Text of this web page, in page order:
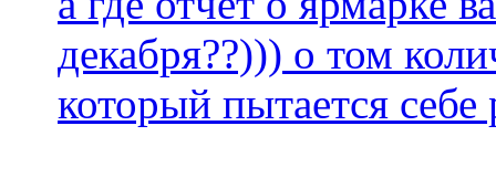
декабря??))) о том
который пытается себе